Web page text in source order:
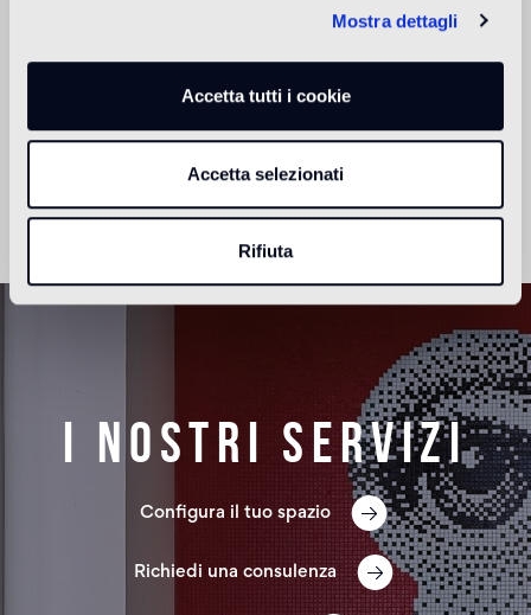
Mostra dettagli
Accetta tutti i cookie
Accetta selezionati
Rifiuta
sfiorano il surrealismo, Vincent Darré è un personaggio a
sé nel mondo della decorazione.
I nostri servizi
Configura il tuo spazio
Richiedi una consulenza